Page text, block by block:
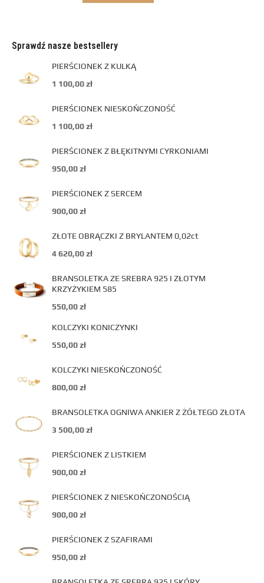
Sprawdź nasze bestsellery
PIERŚCIONEK Z KULKĄ
1 100,00zł
PIERŚCIONEK NIESKOŃCZONOŚĆ
1 100,00zł
PIERŚCIONEK Z BŁĘKITNYMI CYRKONIAMI
950,00zł
PIERŚCIONEK Z SERCEM
900,00zł
ZŁOTE OBRĄCZKI Z BRYLANTEM 0,02ct
4 620,00zł
BRANSOLETKA ZE SREBRA 925 I ZŁOTYM
KRZYŻYKIEM 585
550,00zł
KOLCZYKI KONICZYNKI
550,00zł
KOLCZYKI NIESKOŃCZONOŚĆ
800,00zł
BRANSOLETKA OGNIWA ANKIER Z ŻÓŁTEGO ZŁOTA
3 500,00zł
PIERŚCIONEK Z LISTKIEM
900,00zł
PIERŚCIONEK Z NIESKOŃCZONOŚCIĄ
900,00zł
PIERŚCIONEK Z SZAFIRAMI
950,00zł